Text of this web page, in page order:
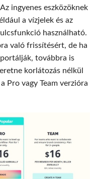
ingyenes eszközöknek
a vízjelek és az
használható.
való frissítésért, de ha
továbbra is
korlátozás nélkül
Pro vagy Team verzióra